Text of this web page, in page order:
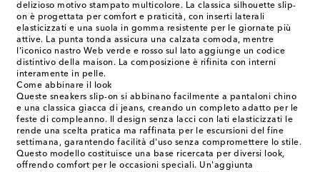
delizioso motivo stampato multicolore. La classica silhouette slip-
on è progettata per comfort e praticità, con inserti laterali
elasticizzati e una suola in gomma resistente per le giornate più
attive. La punta tonda assicura una calzata comoda, mentre
l'iconico nastro Web verde e rosso sul lato aggiunge un codice
distintivo della maison. La composizione è rifinita con interni
interamente in pelle.
Come abbinare il look
Queste sneakers slip-on si abbinano facilmente a pantaloni chino
e una classica giacca di jeans, creando un completo adatto per le
feste di compleanno. Il design senza lacci con lati elasticizzati le
rende una scelta pratica ma raffinata per le escursioni del fine
settimana, garantendo facilità d'uso senza compromettere lo stile.
Questo modello costituisce una base ricercata per diversi look,
offrendo comfort per le occasioni speciali. Un'aggiunta